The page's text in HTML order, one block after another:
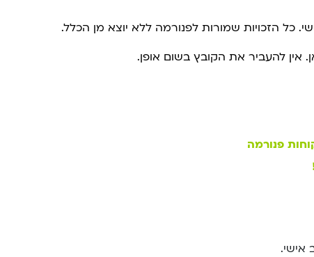
כל הזכויות שמורות לפנורמה ללא יוצא מן הכלל.
אין להעביר את הקובץ בשום אופן.
פנורמה
אישי.